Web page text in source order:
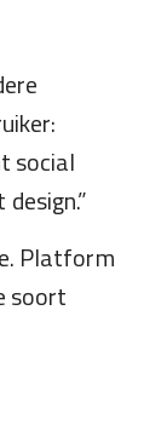
social
Platform
soort